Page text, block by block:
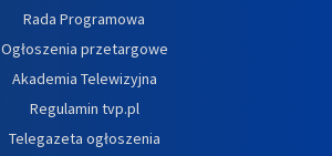
Rada Programowa
Ogłoszenia przetargowe
Akademia Telewizyjna
Regulamin tvp.pl
Telegazeta ogłoszenia